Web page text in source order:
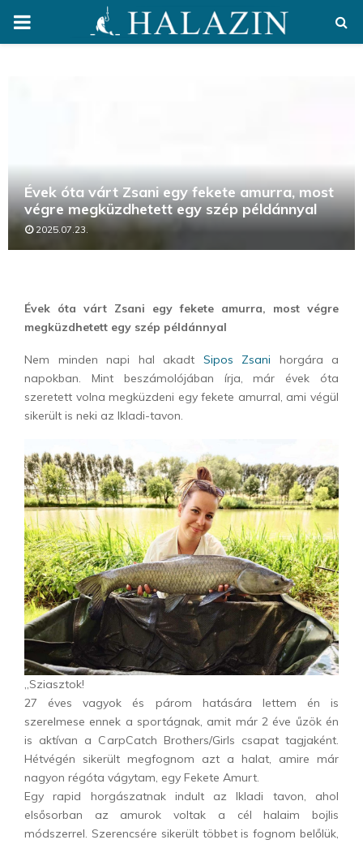
PRIMARY
Évek óta várt Zsani egy fekete amurra, most
végre megküzdhetett egy szép példánnyal
2025.07.23.
Évek óta várt Zsani egy fekete amurra, most végre
megküzdhetett egy szép példánnyal
Nem minden napi hal akadt Sipos Zsani horgára a
napokban. Mint beszámolójában írja, már évek óta
szeretett volna megküzdeni egy fekete amurral, ami végül
sikerült is neki az Ikladi-tavon.
„Sziasztok!
27 éves vagyok és párom hatására lettem én is
szerelmese ennek a sportágnak, amit már 2 éve űzök én
is aktívan a CarpCatch Brothers/Girls csapat tagjaként.
Hétvégén sikerült megfognom azt a halat, amire már
nagyon régóta vágytam, egy Fekete Amurt.
Egy rapid horgászatnak indult az Ikladi tavon, ahol
elsősorban az amurok voltak a cél halaim bojlis
módszerrel. Szerencsére sikerült többet is fognom belőlük,